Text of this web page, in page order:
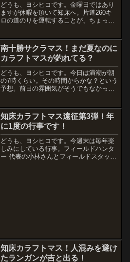
どうも、ヨシヒコです。金曜日ではあり
ますが休暇を頂いて知床へ。片道260キ
ロの道のりを運転することが、ちょっと
出がある場所。そして、思いを共感して
もらえる人と出会うこと...
南十勝サクラマス！まだ夏なのに
カラフトマスが釣れてる？
どうも、ヨシヒコです。今日は満潮が朝
の7時くらい。その時間からかな？という
予想。前日の雰囲気がそうでもなかった
ら連絡が入り、どこも全然ダメとの情
報。後輩からもかなりの人...
知床カラフトマス遠征第3弾！年
に1度の行事です！
どうも、ヨシヒコです。今週末は毎年楽
しみにしている行事。フィールドハンタ
ー 代表の小林さんとフィールドスタッフ
知床カラフトマス！人混みを避け
たランガンが吉と出る！